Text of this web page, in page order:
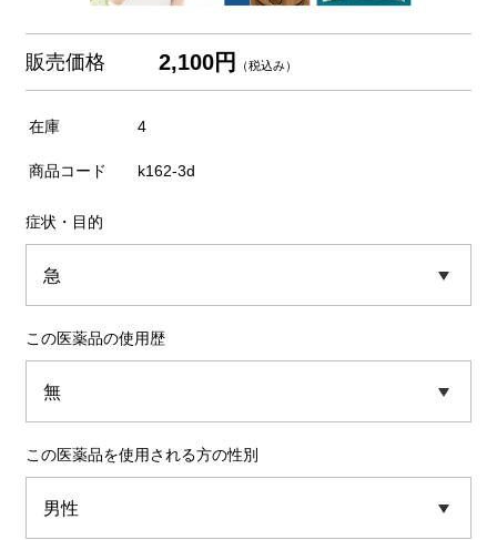
販売価格 2,100円 （税込み）
在庫 4
商品コード k162-3d
症状・目的
この医薬品の使用歴
この医薬品を使用される方の性別